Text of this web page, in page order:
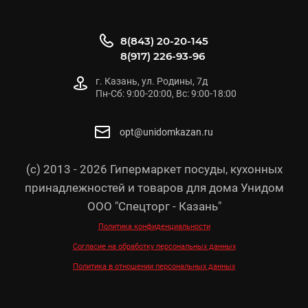
(с) 2013 - 2026 Гипермаркет посуды, кухонных
принадлежностей и товаров для дома Унидом
ООО "Спецторг - Казань"
Политика конфиденциальности
Согласие на обработку персональных данных
Политика в отношении персональных данных
8(843) 20-20-145
8(917) 226-93-96
г. Казань, ул. Родины, 7д
Пн-Сб: 9:00-20:00, Вс: 9:00-18:00
opt@unidomkazan.ru